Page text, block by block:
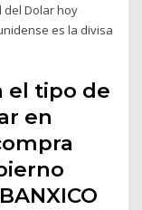
del Dolar hoy
es la divisa
el tipo de
en